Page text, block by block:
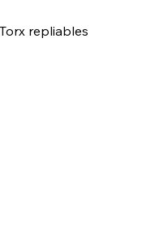
repliables